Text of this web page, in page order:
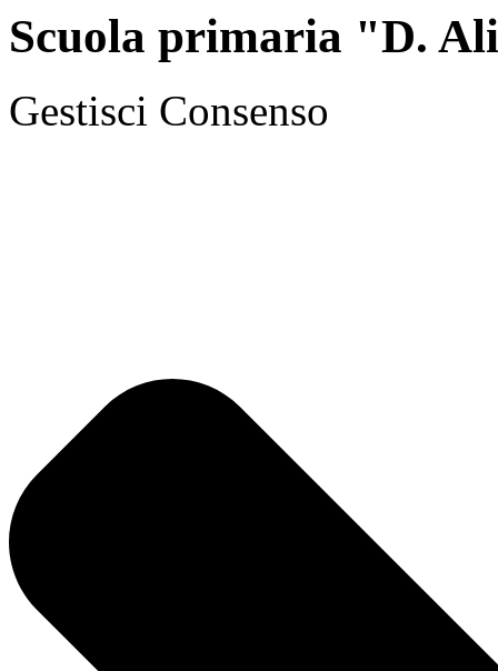
Scuola primaria "D.
Gestisci Consenso